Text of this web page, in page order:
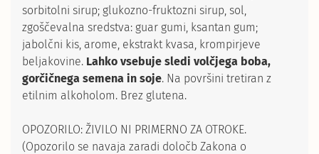
sorbitolni sirup; glukozno-fruktozni sirup, sol,
zgoščevalna sredstva: guar gumi, ksantan gum;
jabolčni kis, arome, ekstrakt kvasa, krompirjeve
beljakovine. Lahko vsebuje sledi volčjega boba,
gorčičnega semena in soje. Na površini tretiran z
etilnim alkoholom. Brez glutena.
OPOZORILO: ŽIVILO NI PRIMERNO ZA OTROKE.
(Opozorilo se navaja zaradi določb Zakona o